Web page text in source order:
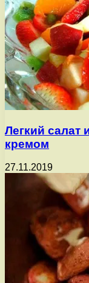
Легкий салат
кремом
27.11.2019